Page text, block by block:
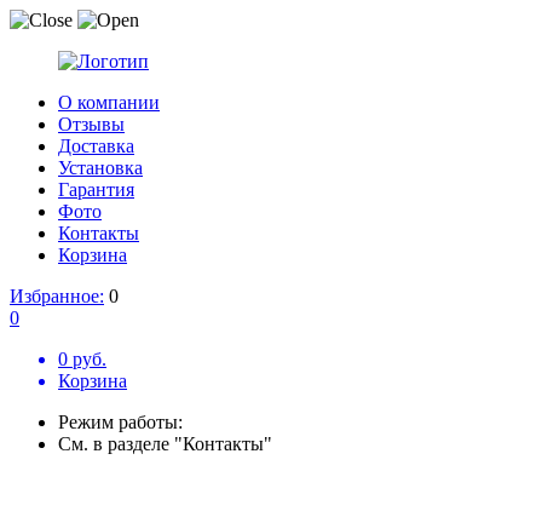
О компании
Отзывы
Доставка
Установка
Гарантия
Фото
Контакты
Корзина
Избранное: 0
0
0 руб.
Корзина
Режим работы:
См. в разделе "Контакты"